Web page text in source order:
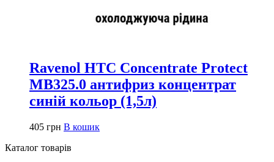
Ravenol HTC Concentrate Protect
MB325.0 антифриз концентрат
синій кольор (1,5л)
405 грн В кошик
Каталог товарів